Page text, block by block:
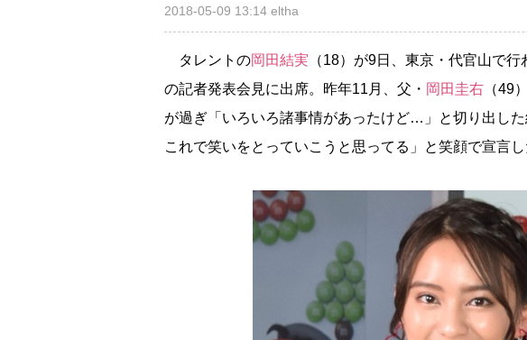
2018-05-09 13:14 eltha
タレントの岡田結実 （18）が9日、東京・代官山で
の記者発表会見に出席。昨年11月、父・ 岡田圭右 （49
が過ぎ「いろいろ諸事情があったけど…」と切り出し
これで笑いをとっていこうと思ってる」と笑顔で宣言し